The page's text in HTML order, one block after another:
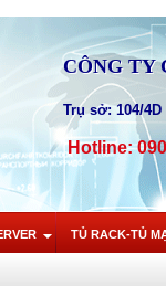
CÔNG TY
Trụ sở: 104/
Hotline:
TỦ RACK-TỦ